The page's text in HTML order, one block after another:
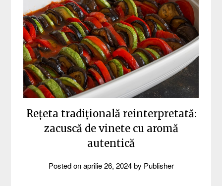
Rețeta tradițională reinterpretată:
zacuscă de vinete cu aromă
autentică
Posted onaprilie 26, 2024by Publisher